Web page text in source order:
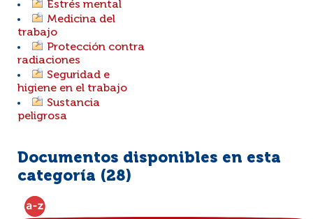
Estrés mental
Medicina del
trabajo
Protección contra
radiaciones
Seguridad e
higiene en el trabajo
Sustancia
peligrosa
Documentos disponibles en esta
categoría (28)